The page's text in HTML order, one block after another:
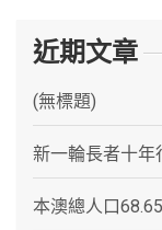
近期文章
(無標題)
新一輪長者十年
本澳總人口